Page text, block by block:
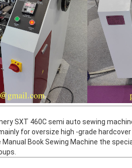
SXT 460C semi auto sewing
for oversize high -grade
Book Sewing Machine the